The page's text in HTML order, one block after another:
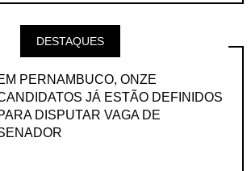
DESTAQUES
PERNAMBUCO, ONZE
JÁ ESTÃO DEFINIDOS
DISPUTAR VAGA DE